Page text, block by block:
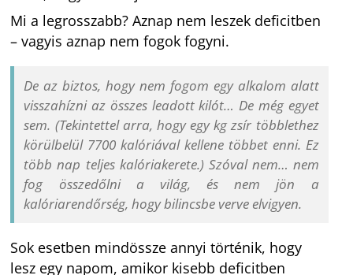
Mi a legrosszabb? Aznap nem leszek deficitben
– vagyis aznap nem fogok fogyni.
De az biztos, hogy nem fogom egy alkalom alatt
visszahízni az összes leadott kilót… De még egyet
sem. (Tekintettel arra, hogy egy kg zsír többlethez
körülbelül 7700 kalóriával kellene többet enni. Ez
több nap teljes kalóriakerete.) Szóval nem… nem
fog összedőlni a világ, és nem jön a
kalóriarendőrség, hogy bilincsbe verve elvigyen.
Sok esetben mindössze annyi történik, hogy
lesz egy napom, amikor kisebb deficitben